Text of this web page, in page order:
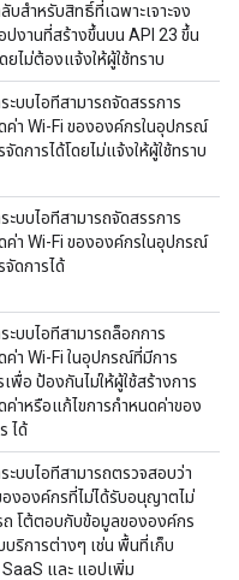
บสำหรับสิทธิ์ที่เฉพาะเจาะจง
ปงานที่สร้างขึ้นบน API 23 ขึ้น
ดยไม่ต้องแจ้งให้ผู้ใช้ทราบ
ะบบไอทีสามารถจัดสรรการ
ค่า Wi-Fi ขององค์กรในอุปกรณ์
ดการได้โดยไม่แจ้งให้ผู้ใช้ทราบ
ะบบไอทีสามารถจัดสรรการ
ค่า Wi-Fi ขององค์กรในอุปกรณ์
จัดการได้
ะบบไอทีสามารถล็อกการ
ค่า Wi-Fi ในอุปกรณ์ที่มีการ
เพื่อ ป้องกันไม่ให้ผู้ใช้สร้างการ
ค่าหรือแก้ไขการกำหนดค่าของ
ได้
ะบบไอทีสามารถตรวจสอบว่า
งองค์กรที่ไม่ได้รับอนุญาตไม่
ถ โต้ตอบกับข้อมูลขององค์กร
บริการต่างๆ เช่น พื้นที่เก็บ
และ แอปเพิ่ม